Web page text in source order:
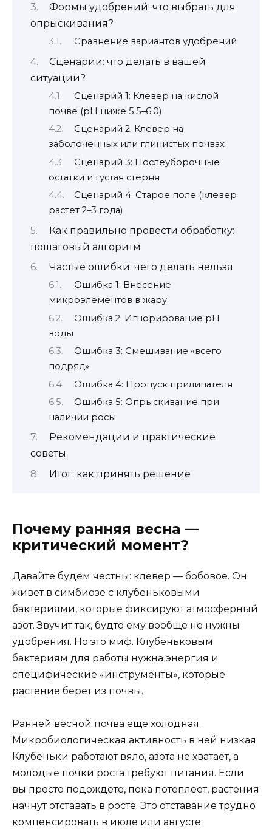
Формы удобрений: что выбрать для
опрыскивания?
Сравнение вариантов удобрений
Сценарии: что делать в вашей
ситуации?
Сценарий 1: Клевер на кислой
почве (pH ниже 5.5–6.0)
Сценарий 2: Клевер на
заболоченных или глинистых почвах
Сценарий 3: Послеуборочные
остатки и густая стерня
Сценарий 4: Старое поле (клевер
растет 2–3 года)
Как правильно провести обработку:
пошаговый алгоритм
Частые ошибки: чего делать нельзя
Ошибка 1: Внесение
микроэлементов в жару
Ошибка 2: Игнорирование pH
воды
Ошибка 3: Смешивание «всего
подряд»
Ошибка 4: Пропуск прилипателя
Ошибка 5: Опрыскивание при
наличии росы
Рекомендации и практические
советы
Итог: как принять решение
Почему ранняя весна —
критический момент?
Давайте будем честны: клевер — бобовое. Он
живет в симбиозе с клубеньковыми
бактериями, которые фиксируют атмосферный
азот. Звучит так, будто ему вообще не нужны
удобрения. Но это миф. Клубеньковым
бактериям для работы нужна энергия и
специфические «инструменты», которые
растение берет из почвы.
Ранней весной почва еще холодная.
Микробиологическая активность в ней низкая.
Клубеньки работают вяло, азота не хватает, а
молодые почки роста требуют питания. Если
вы просто подождете, пока потеплеет, растения
начнут отставать в росте. Это отставание трудно
компенсировать в июле или августе.